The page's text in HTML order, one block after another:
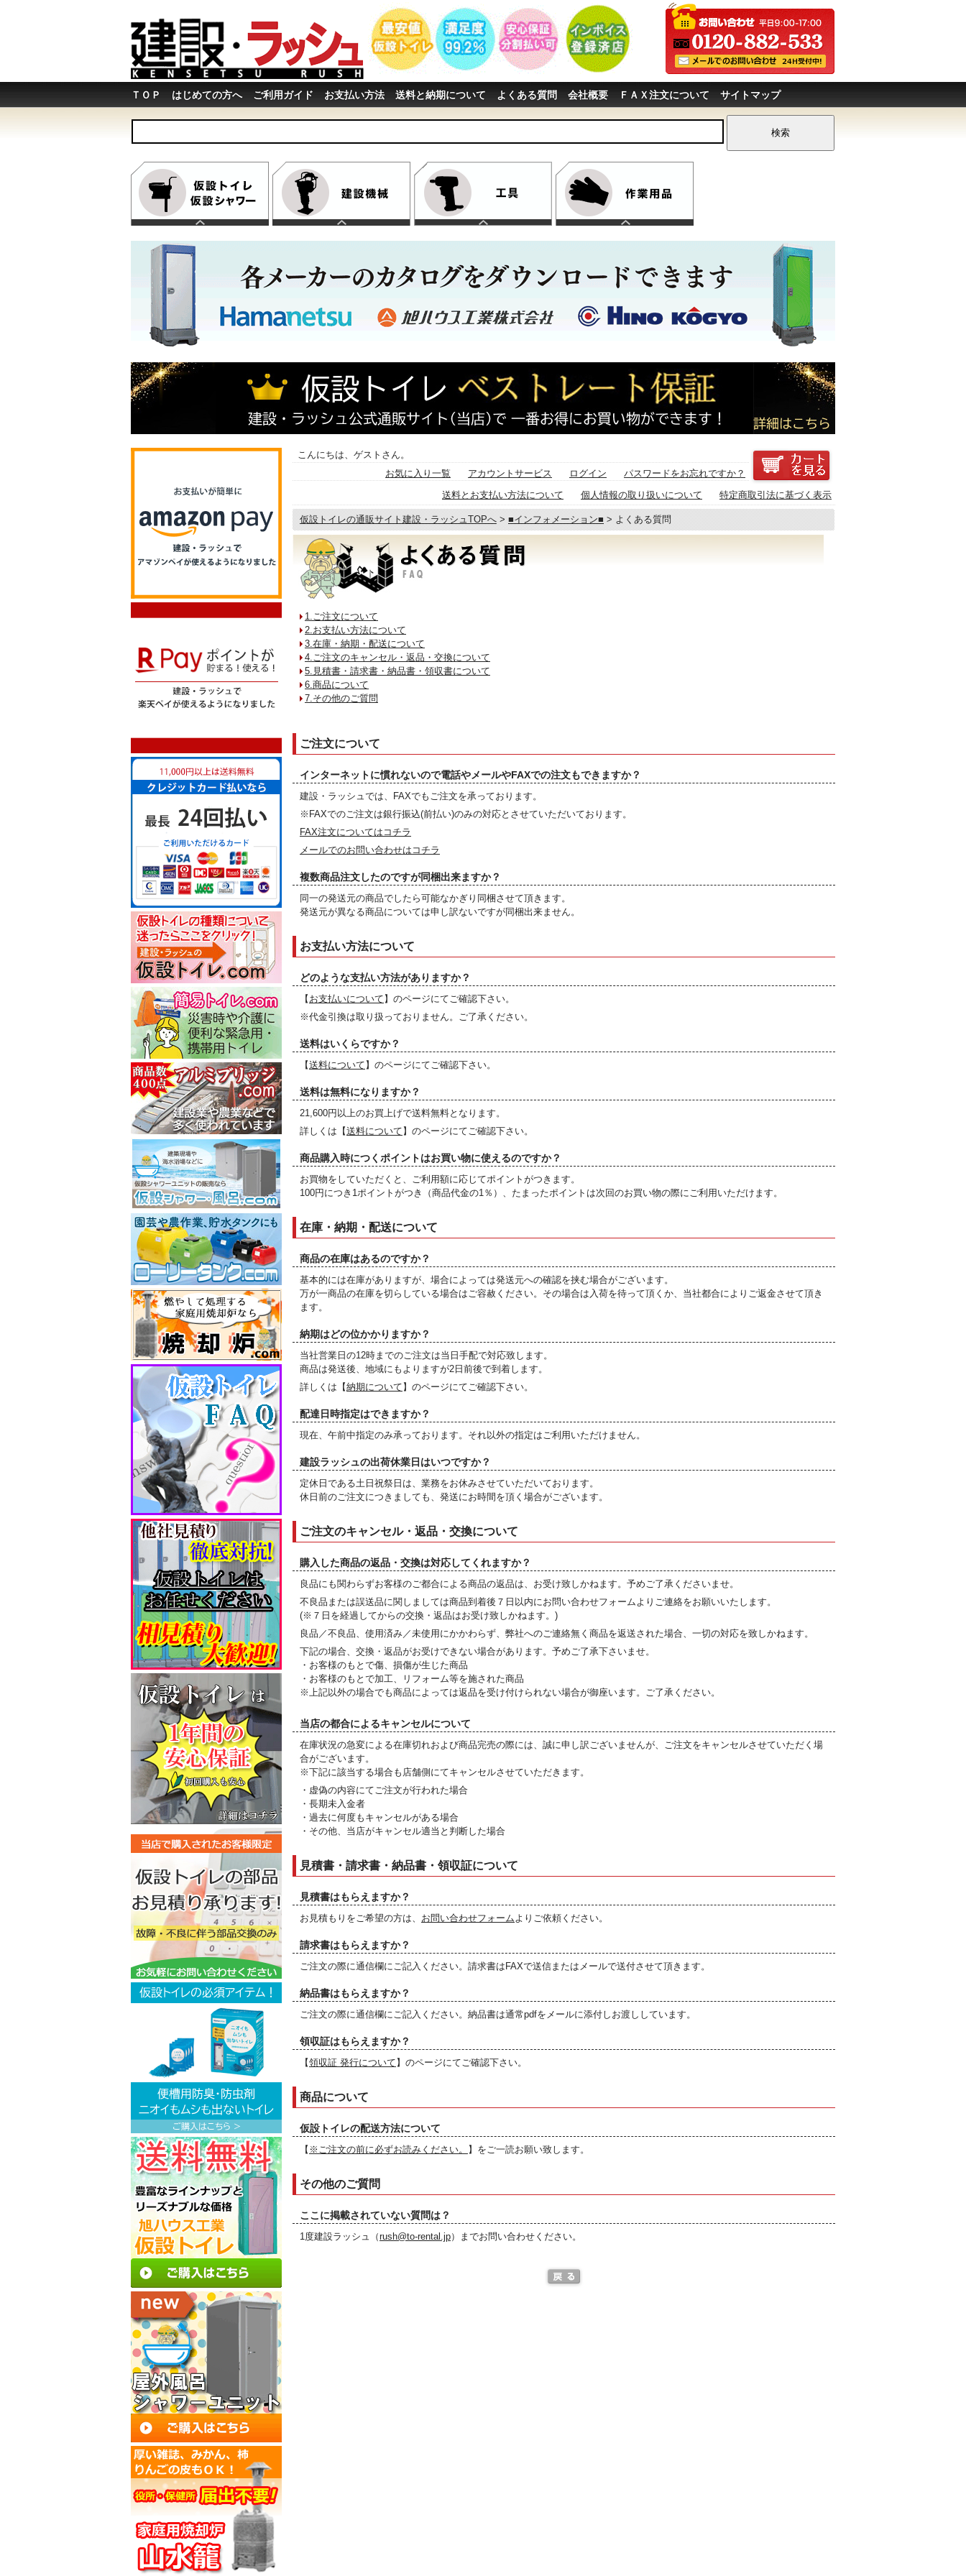
ＴＯＰ はじめての方へ ご利用ガイド お支払い方法 送料と納期について よくある質問 会社概要 ＦＡＸ注文について サイトマップ
こんにちは、ゲストさん。
お気に入り一覧
アカウントサービス ログイン
パスワードをお忘れですか？
送料とお支払い方法について
個人情報の取り扱いについて 特定商取引法に基づく表示
仮設トイレの通販サイト建設・ラッシュTOPへ>■インフォメーション■> よくある質問
1.ご注文について
2.お支払い方法について
3.在庫・納期・配送について
4.ご注文のキャンセル・返品・交換について
5.見積書・請求書・納品書・領収書について
6.商品について
7.その他のご質問
ご注文について
インターネットに慣れないので電話やメールやFAXでの注文もできますか？
建設・ラッシュでは、FAXでもご注文を承っております。
※FAXでのご注文は銀行振込(前払い)のみの対応とさせていただいております。
FAX注文についてはコチラ
メールでのお問い合わせはコチラ
複数商品注文したのですが同梱出来ますか？
同一の発送元の商品でしたら可能なかぎり同梱させて頂きます。
発送元が異なる商品については申し訳ないですが同梱出来ません。
お支払い方法について
どのような支払い方法がありますか？
【 お支払いについて 】のページにてご確認下さい。
※代金引換は取り扱っておりません。ご了承ください。
送料はいくらですか？
【送料について 】のページにてご確認下さい。
送料は無料になりますか？
21,600円以上のお買上げで送料無料となります。
詳しくは【送料について 】のページにてご確認下さい。
商品購入時につくポイントはお買い物に使えるのですか？
お買物をしていただくと、ご利用額に応じてポイントがつきます。
100円につき1ポイントがつき（商品代金の1％）、たまったポイントは次回のお買い物の際にご利用いただけます。
在庫・納期・配送について
商品の在庫はあるのですか？
基本的には在庫がありますが、場合によっては発送元への確認を挟む場合がございます。
万が一商品の在庫を切らしている場合はご容赦ください。その場合は入荷を待って頂くか、当社都合によりご返金させて頂き
ます。
納期はどの位かかりますか？
当社営業日の12時までのご注文は当日手配で対応致します。
商品は発送後、地域にもよりますが2日前後で到着します。
詳しくは【納期について 】のページにてご確認下さい。
配達日時指定はできますか？
現在、午前中指定のみ承っております。それ以外の指定はご利用いただけません。
建設ラッシュの出荷休業日はいつですか？
定休日である土日祝祭日は、業務をお休みさせていただいております。
休日前のご注文につきましても、発送にお時間を頂く場合がございます。
ご注文のキャンセル・返品・交換について
購入した商品の返品・交換は対応してくれますか？
良品にも関わらずお客様のご都合による商品の返品は、お受け致しかねます。予めご了承くださいませ。
不良品または誤送品に関しましては商品到着後７日以内にお問い合わせフォームよりご連絡をお願いいたします。
(※７日を経過してからの交換・返品はお受け致しかねます。)
良品／不良品、使用済み／未使用にかかわらず、弊社へのご連絡無く商品を返送された場合、一切の対応を致しかねます。
下記の場合、交換・返品がお受けできない場合があります。予めご了承下さいませ。
・お客様のもとで傷、損傷が生じた商品
・お客様のもとで加工、リフォーム等を施された商品
※上記以外の場合でも商品によっては返品を受け付けられない場合が御座います。ご了承ください。
当店の都合によるキャンセルについて
在庫状況の急変による在庫切れおよび商品完売の際には、誠に申し訳ございませんが、ご注文をキャンセルさせていただく場
合がございます。
※下記に該当する場合も店舗側にてキャンセルさせていただきます。
・虚偽の内容にてご注文が行われた場合
・長期未入金者
・過去に何度もキャンセルがある場合
・その他、当店がキャンセル適当と判断した場合
見積書・請求書・納品書・領収証について
見積書はもらえますか？
お見積もりをご希望の方は、 お問い合わせフォームよりご依頼ください。
請求書はもらえますか？
ご注文の際に通信欄にご記入ください。請求書はFAXで送信またはメールで送付させて頂きます。
納品書はもらえますか？
ご注文の際に通信欄にご記入ください。納品書は通常pdfをメールに添付しお渡ししています。
領収証はもらえますか？
【領収証 発行について 】のページにてご確認下さい。
商品について
仮設トイレの配送方法について
【 ※ご注文の前に必ずお読みください。 】をご一読お願い致します。
その他のご質問
ここに掲載されていない質問は？
1度建設ラッシュ（rush@to-rental.jp）までお問い合わせください。